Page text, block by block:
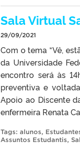
Sala Virtual
29/09/2021
Com o tema “Vê,
da Universidade
encontro será às
preventiva e
Apoio ao Discente
enfermeira Renata
Tags: alunos,
Assuntos Estudantis,